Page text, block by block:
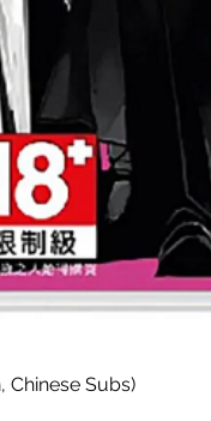
Chinese Subs)